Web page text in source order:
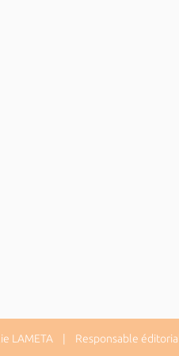
LAMETA | Responsable éditorial